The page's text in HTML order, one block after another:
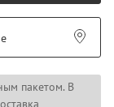
пакетом. В